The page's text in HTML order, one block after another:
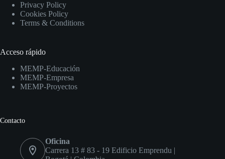
Privacy Policy
Cookies Policy
Terms & Conditions
Acceso rápido
MEMP-Educación
MEMP-Empresa
MEMP-Proyectos
Contacto
Oficina
Carrera 13 # 83 - 19 Edificio Emprendu |